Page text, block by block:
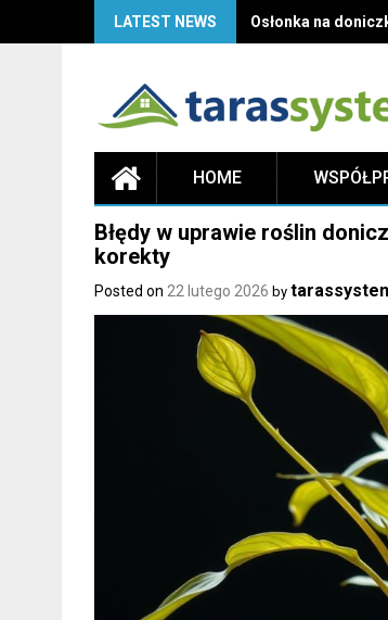
LATEST NEWS Osłonka na
HOME
Błędy w uprawie roślin
korekty
Posted on 22 lutego 2026 by